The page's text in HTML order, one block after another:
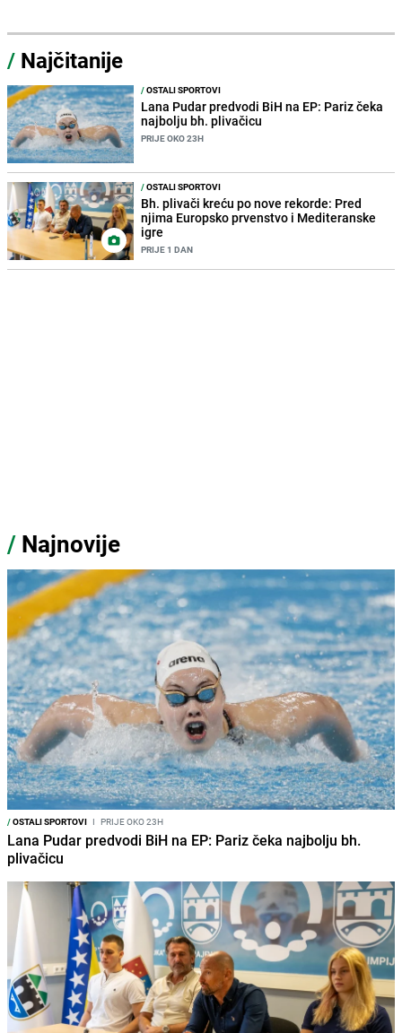
/ Najčitanije
/OSTALI SPORTOVI
Lana Pudar predvodi BiH na EP: Pariz čeka
najbolju bh. plivačicu
PRIJE OKO 23H
/OSTALI SPORTOVI
Bh. plivači kreću po nove rekorde: Pred
njima Europsko prvenstvo i Mediteranske
igre
PRIJE 1 DAN
/ Najnovije
/OSTALI SPORTOVI I PRIJE OKO 23H
Lana Pudar predvodi BiH na EP: Pariz čeka najbolju bh.
plivačicu